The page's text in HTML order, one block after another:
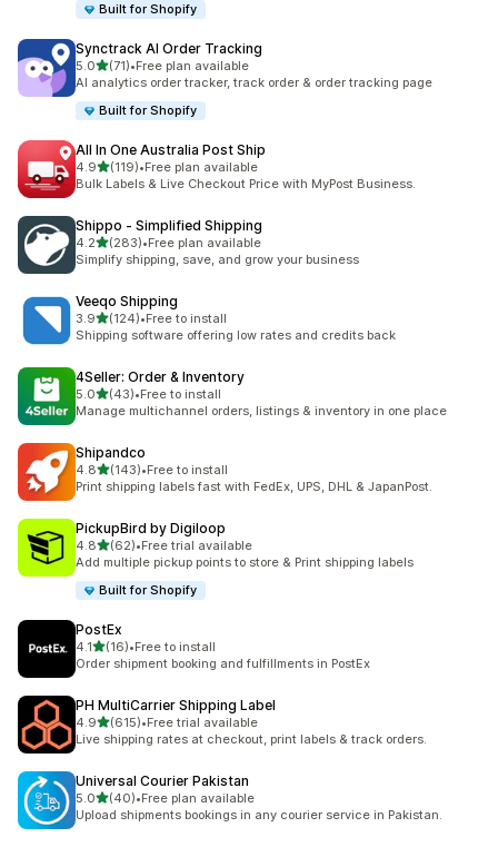
Built for Shopify
Synctrack AI Order Tracking
5.0เต็ม 5 ดาว
(71)
ทั้งหมด 71 รีวิว
•Free plan available
AI analytics order tracker, track order & order tracking page
Built for Shopify
All In One Australia Post Ship
4.9เต็ม 5 ดาว
(119)
ทั้งหมด 119 รีวิว
•Free plan available
Bulk Labels & Live Checkout Price with MyPost Business.
Shippo ‑ Simplified Shipping
4.2เต็ม 5 ดาว
(283)
ทั้งหมด 283 รีวิว
•Free plan available
Simplify shipping, save, and grow your business
Veeqo Shipping
3.9เต็ม 5 ดาว
(124)
ทั้งหมด 124 รีวิว
•Free to install
Shipping software offering low rates and credits back
4Seller: Order & Inventory
5.0เต็ม 5 ดาว
(43)
ทั้งหมด 43 รีวิว
•Free to install
Manage multichannel orders, listings & inventory in one place
Shipandco
4.8เต็ม 5 ดาว
(143)
ทั้งหมด 143 รีวิว
•Free to install
Print shipping labels fast with FedEx, UPS, DHL & JapanPost.
PickupBird by Digiloop
4.8เต็ม 5 ดาว
(62)
ทั้งหมด 62 รีวิว
•Free trial available
Add multiple pickup points to store & Print shipping labels
Built for Shopify
PostEx
4.1เต็ม 5 ดาว
(16)
ทั้งหมด 16 รีวิว
•Free to install
Order shipment booking and fulfillments in PostEx
PH MultiCarrier Shipping Label
4.9เต็ม 5 ดาว
(615)
ทั้งหมด 615 รีวิว
•Free trial available
Live shipping rates at checkout, print labels & track orders.
Universal Courier Pakistan
5.0เต็ม 5 ดาว
(40)
ทั้งหมด 40 รีวิว
•Free plan available
Upload shipments bookings in any courier service in Pakistan.